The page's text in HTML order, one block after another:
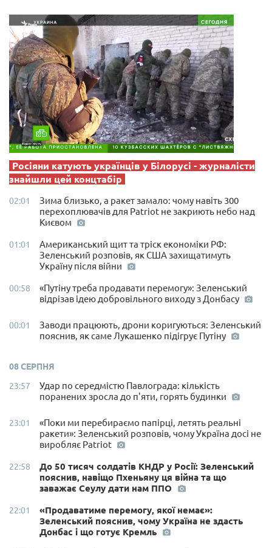
Росіяни катують українців у Білорусі - журналісти
знайшли цей концтабір
02:01
Зима близько, а ракет замало: чому навіть 300
перехоплювачів для Patriot не закриють небо над
Києвом
01:01
Американський щит та тріск економіки РФ:
Зеленський розповів, як США захищатимуть
Україну після війни
00:58
«Путіну треба продавати перемогу»: Зеленський
відрізав ідею добровільного виходу з Донбасу
00:01
Заводи працюють, дрони коригуються: Зеленський
пояснив, як саме Лукашенко підігрує Путіну
08 СЕРПНЯ
23:57
Удар по середмістю Павлограда: кількість
поранених зросла до п'яти, горять будинки
23:01
«Поки ми перебираємо папірці, летять реальні
ракети»: Зеленський розповів, чому Україна досі не
виробляє Patriot
22:58
До 50 тисяч солдатів КНДР у Росії: Зеленський
пояснив, навіщо Пхеньяну ця війна та що
заважає Сеулу дати нам ППО
22:01
«Продаватиме перемогу, якої немає»:
Зеленський пояснив, чому Україна не здасть
Донбас і що готує Кремль